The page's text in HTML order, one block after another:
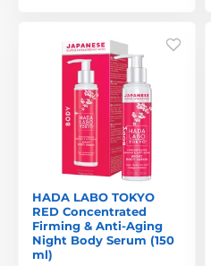
HADA LABO TOKYO
RED Concentrated
Firming & Anti-Aging
Night Body Serum (150
ml)